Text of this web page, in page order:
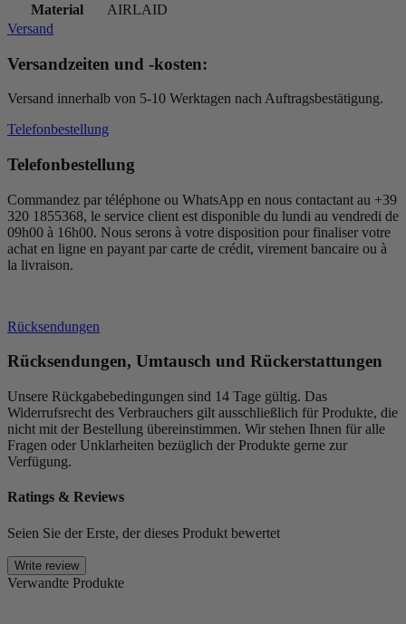
Material
AIRLAID
Versand
Versandzeiten und -kosten:
Versand innerhalb von 5-10 Werktagen nach Auftragsbestätigung.
Telefonbestellung
Telefonbestellung
Commandez par téléphone ou WhatsApp en nous contactant au +39
320 1855368, le service client est disponible du lundi au vendredi de
09h00 à 16h00. Nous serons à votre disposition pour finaliser votre
achat en ligne en payant par carte de crédit, virement bancaire ou à
la livraison.
Rücksendungen
Rücksendungen, Umtausch und Rückerstattungen
Unsere Rückgabebedingungen sind 14 Tage gültig. Das
Widerrufsrecht des Verbrauchers gilt ausschließlich für Produkte, die
nicht mit der Bestellung übereinstimmen. Wir stehen Ihnen für alle
Fragen oder Unklarheiten bezüglich der Produkte gerne zur
Verfügung.
Ratings & Reviews
Seien Sie der Erste, der dieses Produkt bewertet
Write review
Verwandte Produkte